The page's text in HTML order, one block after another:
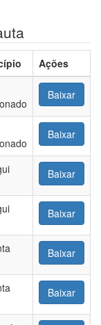
Ações
Baixar
Baixar
Baixar
Baixar
Baixar
Baixar